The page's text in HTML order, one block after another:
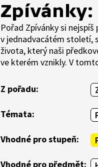
Zpívánky:
Pořad Zpívánky si
v jednadvacátém století,
života, který naši
ve kterém vznikly. V
Z pořadu:
Témata:
Vhodné pro stupeň:
Vhodné pro předmět: